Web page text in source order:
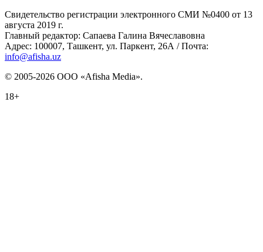
Свидетельство регистрации электронного СМИ №0400 от 13
августа 2019 г.
Главный редактор: Сапаева Галина Вячеславовна
Адрес: 100007, Ташкент, ул. Паркент, 26А / Почта:
info@afisha.uz
© 2005-2026 ООО «Afisha Media».
18+